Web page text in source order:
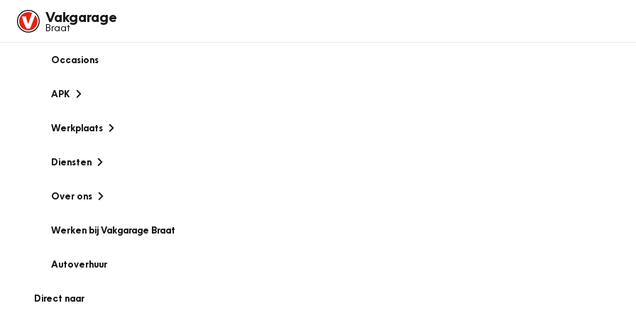
Vakgarage
Braat
Occasions
APK
Werkplaats
Diensten
Over ons
Werken bij Vakgarage Braat
Autoverhuur
Direct naar